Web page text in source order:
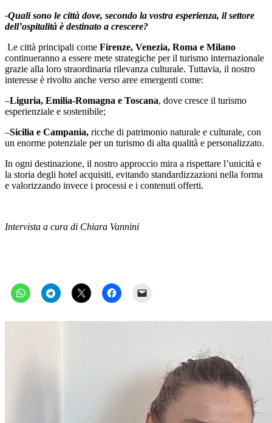
-Quali sono le città dove, secondo la vostra esperienza, il settore
dell’ospitalità è destinato a crescere?
Le città principali come Firenze, Venezia, Roma e Milano
continueranno a essere mete strategiche per il turismo internazionale
grazie alla loro straordinaria rilevanza culturale. Tuttavia, il nostro
interesse è rivolto anche verso aree emergenti come:
–Liguria, Emilia-Romagna e Toscana, dove cresce il turismo
esperienziale e sostenibile;
–Sicilia e Campania, ricche di patrimonio naturale e culturale, con
un enorme potenziale per un turismo di alta qualità e personalizzato.
In ogni destinazione, il nostro approccio mira a rispettare l’unicità e
la storia degli hotel acquisiti, evitando standardizzazioni nella forma
e valorizzando invece i processi e i contenuti offerti.
Intervista a cura di Chiara Vannini